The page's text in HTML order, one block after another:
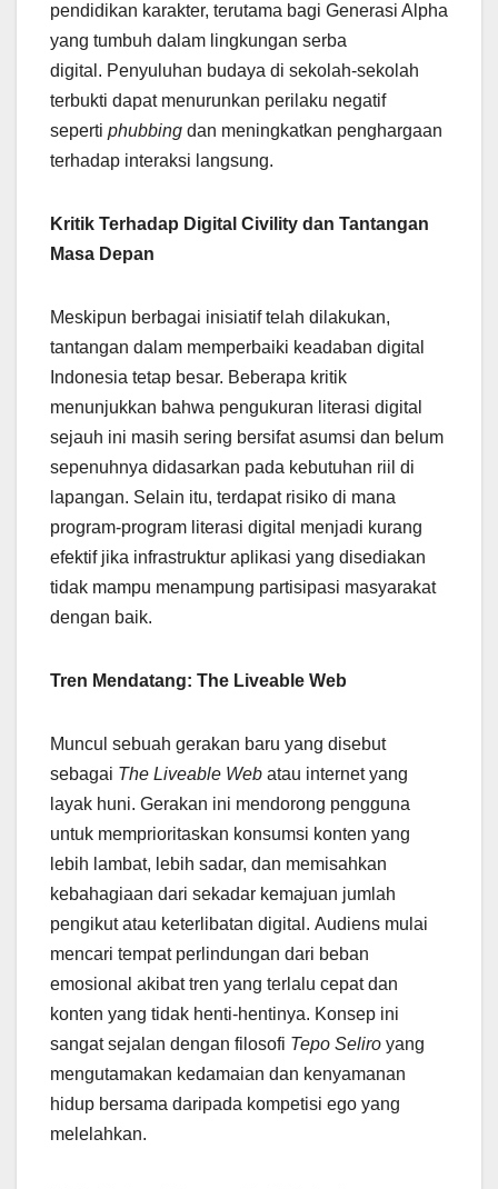
pendidikan karakter, terutama bagi Generasi Alpha
yang tumbuh dalam lingkungan serba
digital. Penyuluhan budaya di sekolah-sekolah
terbukti dapat menurunkan perilaku negatif
seperti phubbing dan meningkatkan penghargaan
terhadap interaksi langsung.
Kritik Terhadap Digital Civility dan Tantangan
Masa Depan
Meskipun berbagai inisiatif telah dilakukan,
tantangan dalam memperbaiki keadaban digital
Indonesia tetap besar. Beberapa kritik
menunjukkan bahwa pengukuran literasi digital
sejauh ini masih sering bersifat asumsi dan belum
sepenuhnya didasarkan pada kebutuhan riil di
lapangan. Selain itu, terdapat risiko di mana
program-program literasi digital menjadi kurang
efektif jika infrastruktur aplikasi yang disediakan
tidak mampu menampung partisipasi masyarakat
dengan baik.
Tren Mendatang: The Liveable Web
Muncul sebuah gerakan baru yang disebut
sebagai The Liveable Web atau internet yang
layak huni. Gerakan ini mendorong pengguna
untuk memprioritaskan konsumsi konten yang
lebih lambat, lebih sadar, dan memisahkan
kebahagiaan dari sekadar kemajuan jumlah
pengikut atau keterlibatan digital. Audiens mulai
mencari tempat perlindungan dari beban
emosional akibat tren yang terlalu cepat dan
konten yang tidak henti-hentinya. Konsep ini
sangat sejalan dengan filosofi Tepo Seliro yang
mengutamakan kedamaian dan kenyamanan
hidup bersama daripada kompetisi ego yang
melelahkan.